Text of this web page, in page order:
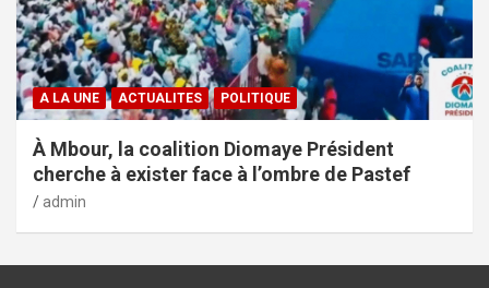
A LA UNE ACTUALITES POLITIQUE
À Mbour, la coalition Diomaye Président
cherche à exister face à l’ombre de Pastef
admin